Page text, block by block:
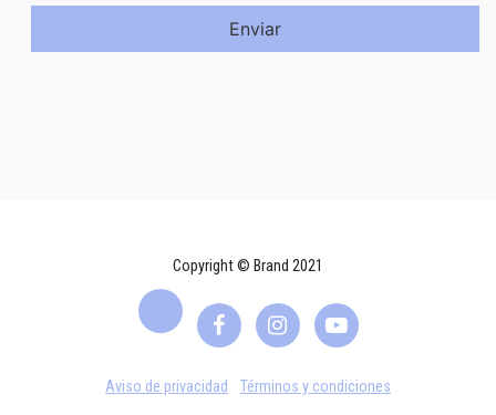
Enviar
Copyright © Brand 2021
Aviso de privacidad Términos y condiciones